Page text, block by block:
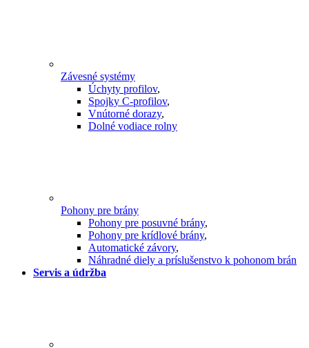
Závesné systémy
Úchyty profilov,
Spojky C-profilov,
Vnútorné dorazy,
Dolné vodiace rolny
Pohony pre brány
Pohony pre posuvné brány,
Pohony pre krídlové brány,
Automatické závory,
Náhradné diely a príslušenstvo k pohonom brán
Servis a údržba